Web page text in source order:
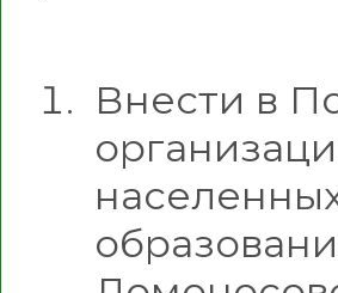
Внести в